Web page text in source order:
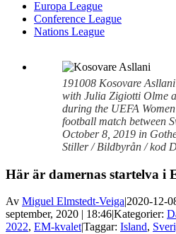
Europa League
Conference League
Nations League
191008 Kosovare
with Julia Zigiotti Olme
during the UEFA
football match between
October 8, 2019 in
Stiller / Bildbyrån / kod
Här är damernas startelva i
Av Miguel Elmstedt-Veiga|2020-12-
september, 2020 | 18:46|Kategorier:
2022, EM-kvalet|Taggar: Island,